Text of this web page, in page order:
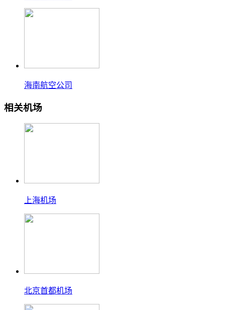
海南航空公司
相关机场
上海机场
北京首都机场